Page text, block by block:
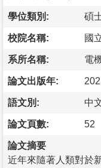
學位類別: 碩
校院名稱: 國
系所名稱: 電
論文出版年:
語文別: 中
論文頁數: 52
論文摘要
近年來隨著人類對於